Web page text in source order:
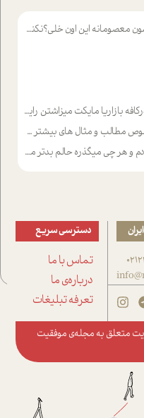
سالگی پوشکت میکردن و شیر میخوردی که به اینا میگی کودک
درزیر اخرصفحه گذاشته شده خب ادم خبره میره نصب میکنه میخونه ولی هرکسی گوشیش ظرفیتش نداره باتشکر
و مثال های بیشتر ی ارایه دهید
دسترسی سریع
تماس با ما
درباره‌ی ما
تعرفه تبلیغات
متعلق به مجله‌ی موفقیت